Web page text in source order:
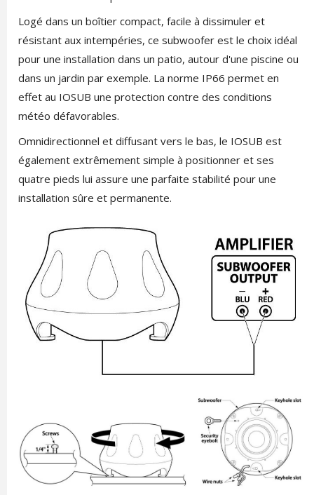
Logé dans un boîtier compact, facile à dissimuler et
résistant aux intempéries, ce subwoofer est le choix idéal
pour une installation dans un patio, autour d'une piscine ou
dans un jardin par exemple. La norme IP66 permet en
effet au IOSUB une protection contre des conditions
météo défavorables.
Omnidirectionnel et diffusant vers le bas, le IOSUB est
également extrêmement simple à positionner et ses
quatre pieds lui assure une parfaite stabilité pour une
installation sûre et permanente.